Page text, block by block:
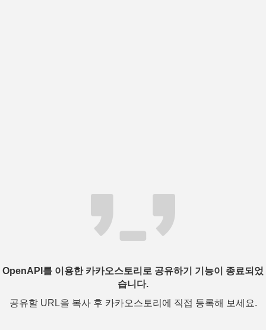
OpenAPI를 이용한 카카오스토리로 공유하기 기능이 종료되었
습니다.
공유할 URL을 복사 후 카카오스토리에 직접 등록해 보세요.